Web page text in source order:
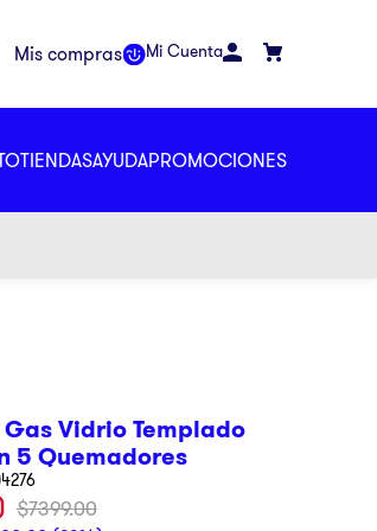
Mi Cuenta
TIENDASAYUDAPROMOCIONES
Vidrio Templado
5 Quemadores
$7399.00